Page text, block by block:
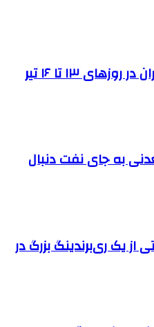
اتحادیه های صنفی تهران در روزهای ۱۳ تا ۱۶ تیر
به جای نفت دنبال
از یک ری‌برندینگ بزرگ در